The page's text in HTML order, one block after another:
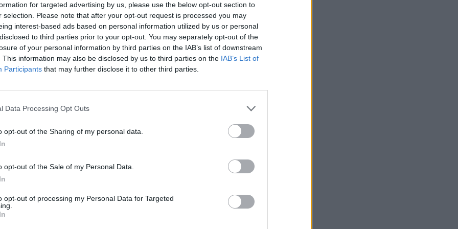
for targeted advertising by us, please use the below opt-out section to
selection. Please note that after your opt-out request is processed you may
interest-based ads based on personal information utilized by us or personal
to third parties prior to your opt-out. You may separately opt-out of the
of your personal information by third parties on the IAB’s list of downstream
This information may also be disclosed by us to third parties on the IAB’s List of
Participants that may further disclose it to other third parties.
Data Processing Opt Outs
opt-out of the Sharing of my personal data.
opt-out of the Sale of my Personal Data.
opt-out of processing my Personal Data for Targeted
alapján Dánia közvetlenül Norvégia mögött a
tekintve az új eladások között. Ez nem egy egyszeri,
utolsó hónapjaiban is megközelítette ezt a szintet a
forgalomba helyezett autó tisztán elektromos
jelenleg 17–19 százalék között mozog, míg
teszik ki az elektromos modellek. A különbség jól
szabályozási környezet és a tudatos
egy ország autópiacát.
hanem egy működő, piaci alapon is
számos európai ország – köztük Magyarország is –
további tartalmakért!